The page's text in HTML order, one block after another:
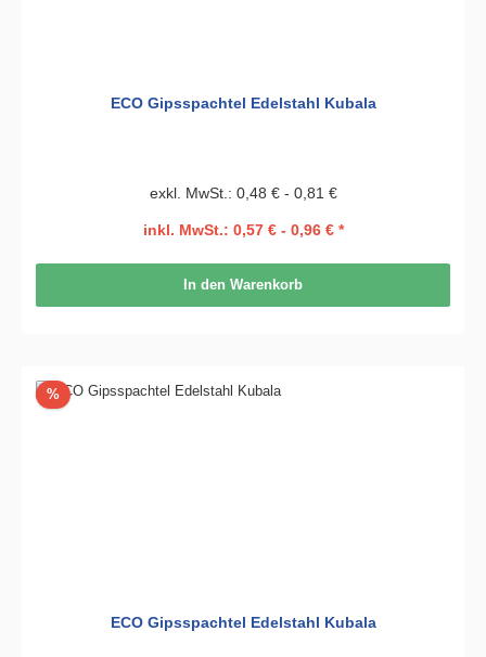
ECO Gipsspachtel Edelstahl Kubala
exkl. MwSt.: 0,48 € - 0,81 €
inkl. MwSt.: 0,57 € - 0,96 € *
In den Warenkorb
%Rabatt
ECO Gipsspachtel Edelstahl Kubala